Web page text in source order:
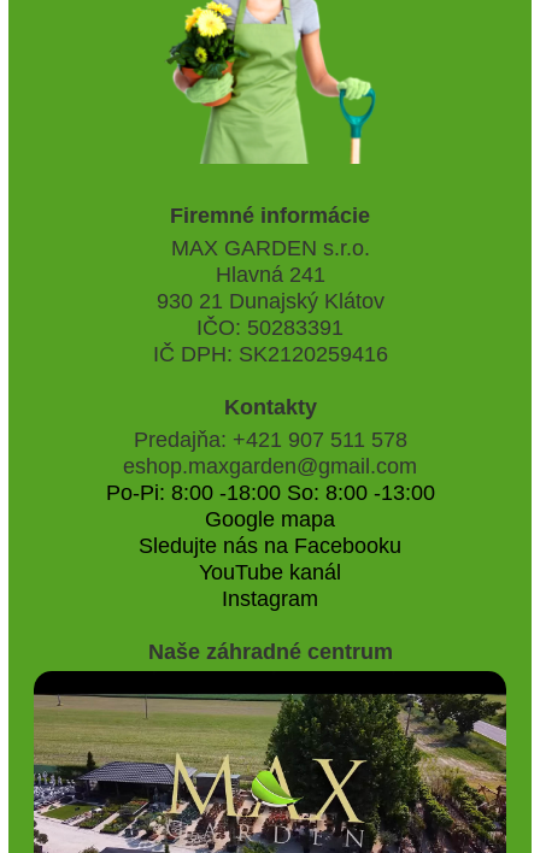
Firemné informácie
MAX GARDEN s.r.o.
Hlavná 241
930 21 Dunajský Klátov
IČO: 50283391
IČ DPH: SK2120259416
Kontakty
Predajňa: +421 907 511 578
eshop.maxgarden@gmail.com
Po-Pi: 8:00 -18:00 So: 8:00 -13:00
Google mapa
Sledujte nás na Facebooku
YouTube kanál
Instagram
Naše záhradné centrum